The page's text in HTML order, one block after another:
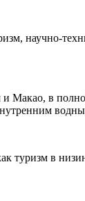
научно-
в
туризм в